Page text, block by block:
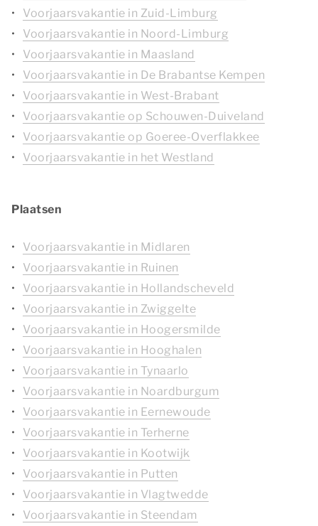
Voorjaarsvakantie in Zuid-Limburg
Voorjaarsvakantie in Noord-Limburg
Voorjaarsvakantie in Maasland
Voorjaarsvakantie in De Brabantse Kempen
Voorjaarsvakantie in West-Brabant
Voorjaarsvakantie op Schouwen-Duiveland
Voorjaarsvakantie op Goeree-Overflakkee
Voorjaarsvakantie in het Westland
Plaatsen
Voorjaarsvakantie in Midlaren
Voorjaarsvakantie in Ruinen
Voorjaarsvakantie in Hollandscheveld
Voorjaarsvakantie in Zwiggelte
Voorjaarsvakantie in Hoogersmilde
Voorjaarsvakantie in Hooghalen
Voorjaarsvakantie in Tynaarlo
Voorjaarsvakantie in Noardburgum
Voorjaarsvakantie in Eernewoude
Voorjaarsvakantie in Terherne
Voorjaarsvakantie in Kootwijk
Voorjaarsvakantie in Putten
Voorjaarsvakantie in Vlagtwedde
Voorjaarsvakantie in Steendam